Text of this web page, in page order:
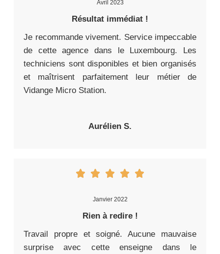
Avril 2023
Résultat immédiat !
Je recommande vivement. Service impeccable
de cette agence dans le Luxembourg. Les
techniciens sont disponibles et bien organisés
et maîtrisent parfaitement leur métier de
Vidange Micro Station.
Aurélien S.
Janvier 2022
Rien à redire !
Travail propre et soigné. Aucune mauvaise
surprise avec cette enseigne dans le